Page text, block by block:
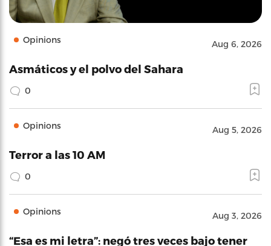
Opinions Aug 6, 2026
Asmáticos y el polvo del Sahara
0
Opinions Aug 5, 2026
Terror a las 10 AM
0
Opinions Aug 3, 2026
“Esa es mi letra”: negó tres veces bajo tener